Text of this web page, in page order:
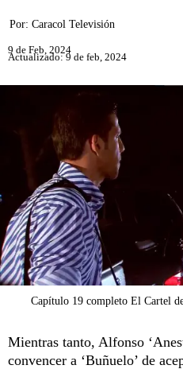
Por: Caracol Televisión
9 de Feb, 2024
Actualizado: 9 de feb, 2024
Capítulo 19 completo El Cartel
Mientras tanto, Alfonso
convencer a ‘Buñuelo’ de